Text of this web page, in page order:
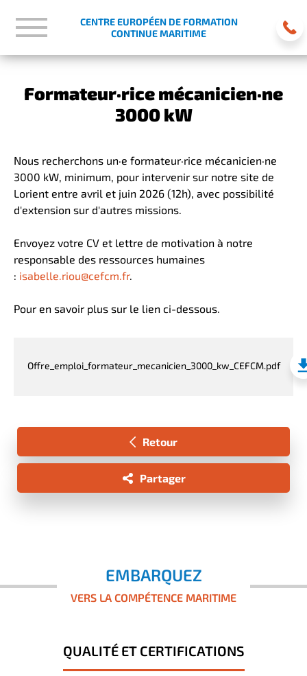
CENTRE EUROPÉEN DE FORMATION
CONTINUE MARITIME
Formateur·rice mécanicien·ne
3000 kW
Nous recherchons un·e formateur·rice mécanicien·ne
3000 kW, minimum, pour intervenir sur notre site de
Lorient entre avril et juin 2026 (12h), avec possibilité
d'extension sur d'autres missions.
Envoyez votre CV et lettre de motivation à notre
responsable des ressources humaines
: isabelle.riou@cefcm.fr.
Pour en savoir plus sur le lien ci-dessous.
Offre_emploi_formateur_mecanicien_3000_kw_CEFCM.pdf
Retour
Partager
EMBARQUEZ
VERS LA COMPÉTENCE MARITIME
QUALITÉ ET CERTIFICATIONS